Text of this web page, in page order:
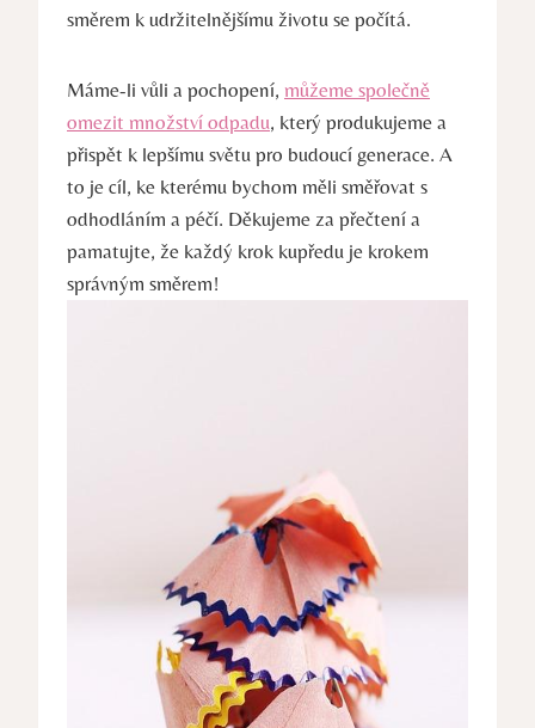
směrem ‌k‌ udržitelnějšímu‍ životu se počítá.
Máme-li vůli⁢ a⁢ pochopení, můžeme společně
omezit množství odpadu, který produkujeme a
přispět k‌ lepšímu světu pro budoucí generace. A
to‌ je cíl, ⁢ke kterému bychom měli směřovat s⁣
odhodláním a péčí. Děkujeme‌ za ‌přečtení⁢ a
‍pamatujte, že každý krok⁤ kupředu ⁤je krokem
správným směrem!